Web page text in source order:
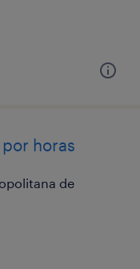
horas
de